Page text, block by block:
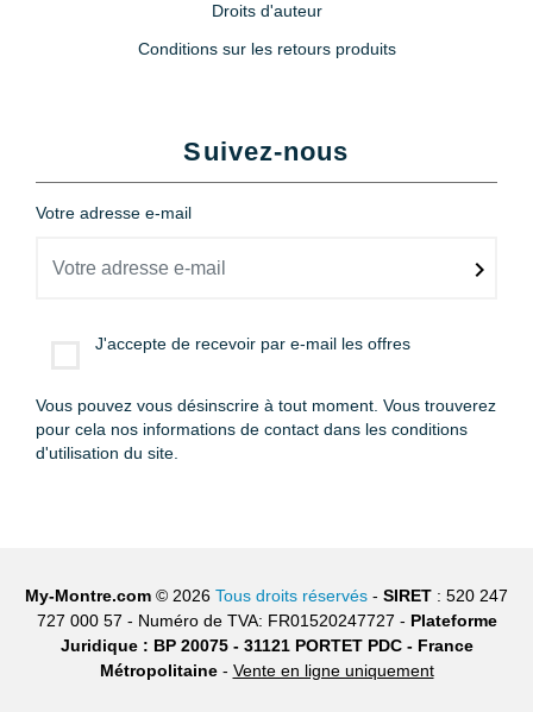
Droits d'auteur
Conditions sur les retours produits
Suivez-nous
Votre adresse e-mail
J'accepte de recevoir par e-mail les offres
Vous pouvez vous désinscrire à tout moment. Vous trouverez
pour cela nos informations de contact dans les conditions
d'utilisation du site.
My-Montre.com © 2026 Tous droits réservés - SIRET : 520 247
727 000 57 - Numéro de TVA: FR01520247727 - Plateforme
Juridique : BP 20075 - 31121 PORTET PDC - France
Métropolitaine- Vente en ligne uniquement